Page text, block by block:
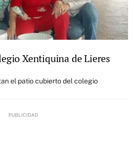
Xentiquina de Lieres
el patio cubierto del colegio